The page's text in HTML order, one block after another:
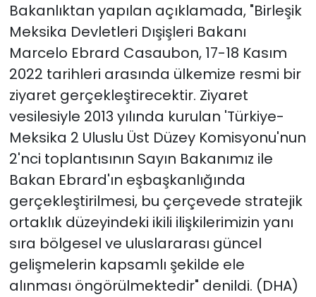
Bakanlıktan yapılan açıklamada, "Birleşik
Meksika Devletleri Dışişleri Bakanı
Marcelo Ebrard Casaubon, 17-18 Kasım
2022 tarihleri arasında ülkemize resmi bir
ziyaret gerçekleştirecektir. Ziyaret
vesilesiyle 2013 yılında kurulan 'Türkiye-
Meksika 2 Uluslu Üst Düzey Komisyonu'nun
2'nci toplantısının Sayın Bakanımız ile
Bakan Ebrard'ın eşbaşkanlığında
gerçekleştirilmesi, bu çerçevede stratejik
ortaklık düzeyindeki ikili ilişkilerimizin yanı
sıra bölgesel ve uluslararası güncel
gelişmelerin kapsamlı şekilde ele
alınması öngörülmektedir" denildi. (DHA)